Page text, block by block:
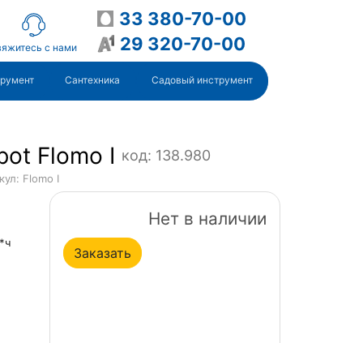
с нами
33 380-70-00
29 320-70-00
Сантехника Садовый инструмент
Flomo I код: 138.980
Flomo I
Нет в наличии
Заказать